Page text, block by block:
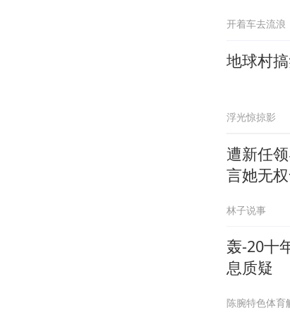
开着车去流浪
地球村
浮光惊掠影
遭新任
言她无
林子说事
轰-20十
息质疑
陈腕特色体育